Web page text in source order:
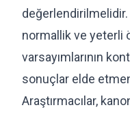
değerlendirilmelidir.
normallik ve yeterli
varsayımlarının
sonuçlar elde
Araştırmacılar,